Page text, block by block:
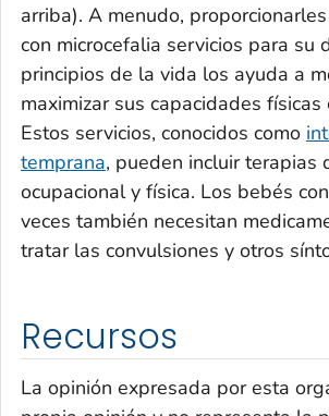
arriba). A menudo,
con microcefalia servicios para su
principios de la vida los ayuda a
maximizar sus capacidades
Estos servicios, conocidos como
temprana, pueden incluir terapias
ocupacional y física. Los bebés
veces también necesitan
tratar las convulsiones y otros
Recursos
La opinión expresada por esta